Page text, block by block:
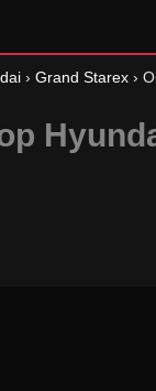
› Grand Starex ›